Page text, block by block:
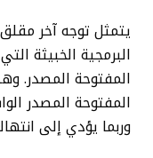
البرمجية الخبيثة
المفتوحة المصدر.
المفتوحة المصدر
وربما يؤدي إلى